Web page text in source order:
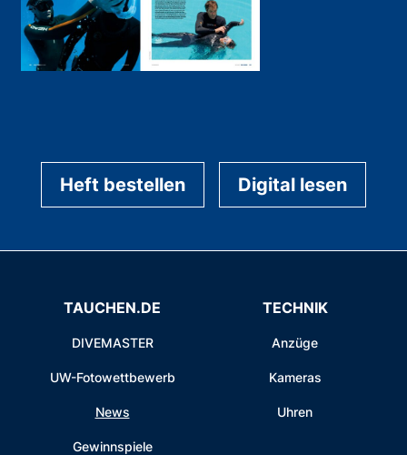
Heft bestellen Digital lesen
TAUCHEN.DE
DIVEMASTER
UW-Fotowettbewerb
News
Gewinnspiele
TECHNIK
Anzüge
Kameras
Uhren